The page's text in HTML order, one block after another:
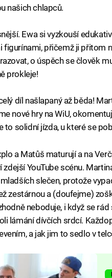
našich chlapců.
Ewa si vyzkouší
figurínami, přičemž ji přitom
o úspěch se člověk
prokleje!
díl našlapaný až běda!
nové hry na WiU,
to solidní jízda, u které se
a Matůš maturují a na
zdejší YouTube scénu.
slečen, protože
zestárnou a (doufejme)
neboduje, i když se
lámání dívčích srdcí.
a jak jim to sedlo v